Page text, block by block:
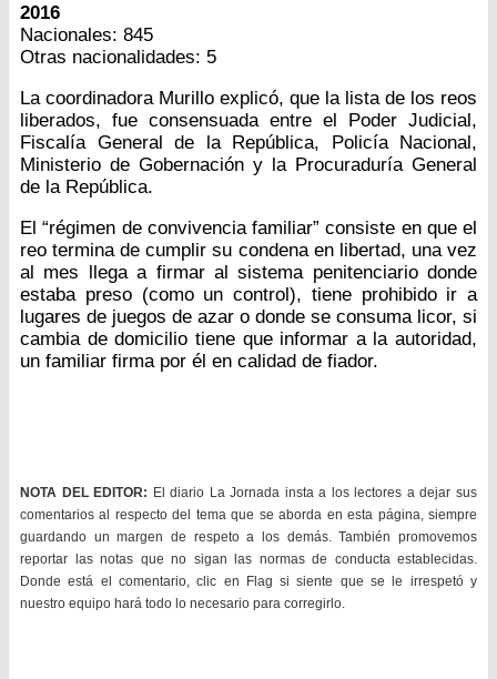
2016
Nacionales: 845
Otras nacionalidades: 5
La coordinadora Murillo explicó, que la lista de los reos
liberados, fue consensuada entre el Poder Judicial,
Fiscalía General de la República, Policía Nacional,
Ministerio de Gobernación y la Procuraduría General
de la República.
El “régimen de convivencia familiar” consiste en que el
reo termina de cumplir su condena en libertad, una vez
al mes llega a firmar al sistema penitenciario donde
estaba preso (como un control), tiene prohibido ir a
lugares de juegos de azar o donde se consuma licor, si
cambia de domicilio tiene que informar a la autoridad,
un familiar firma por él en calidad de fiador.
NOTA DEL EDITOR: El diario La Jornada insta a los lectores a dejar sus
comentarios al respecto del tema que se aborda en esta página, siempre
guardando un margen de respeto a los demás. También promovemos
reportar las notas que no sigan las normas de conducta establecidas.
Donde está el comentario, clic en Flag si siente que se le irrespetó y
nuestro equipo hará todo lo necesario para corregirlo.